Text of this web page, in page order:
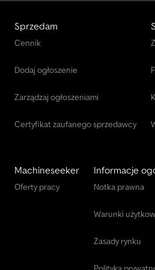
Sprzedam
Cennik
Dodaj ogłoszenie
Zarządzaj ogłoszeniami
Certyfikat zaufanego sprzedawcy
Machineseeker
Oferty pracy
Informacje
Notka prawna
Warunki
Zasady rynku